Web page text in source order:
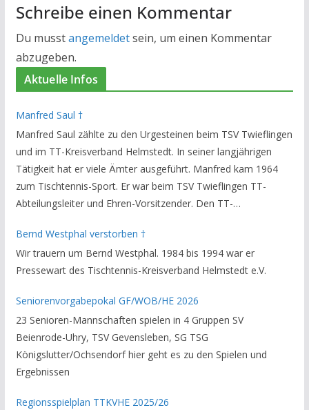
Schreibe einen Kommentar
Du musstangemeldetsein, um einen Kommentar
abzugeben.
Aktuelle Infos
Manfred Saul †
Manfred Saul zählte zu den Urgesteinen beim TSV Twieflingen
und im TT-Kreisverband Helmstedt. In seiner langjährigen
Tätigkeit hat er viele Ämter ausgeführt. Manfred kam 1964
zum Tischtennis-Sport. Er war beim TSV Twieflingen TT-
Abteilungsleiter und Ehren-Vorsitzender. Den TT-
Helmstedt unterstützte er als Staffelleiter. Zuletzt war er
Vorsitzender des Rechtsausschusses im Kreisverband. Im
stillen GedenkenH.-K. Bartels / Vorsitzender
Bernd Westphal verstorben †
Wir trauern um Bernd Westphal. 1984 bis 1994 war er
Pressewart des Tischtennis-Kreisverband Helmstedt e.V.
Seniorenvorgabepokal GF/WOB/HE 2026
23 Senioren-Mannschaften spielen in 4 Gruppen SV
Beienrode-Uhry, TSV Gevensleben, SG TSG
Königslutter/Ochsendorf hier geht es zu den Spielen und
Ergebnissen
Regionsspielplan TTKVHE 2025/26